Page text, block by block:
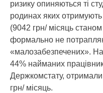
ризику опиняються ті
родинах яких
(9042 грн/ місяць
формально не
«малозабезпечених».
44% найманих
Держкомстату,
грн/ місяць.